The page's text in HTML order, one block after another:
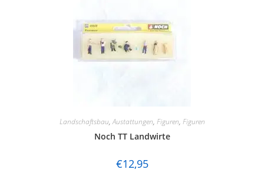
Landschaftsbau,Austattungen, Figuren, Figuren
Noch TT Landwirte
€12,95